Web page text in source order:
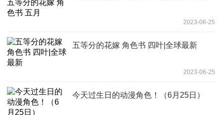
2023-06-25
五等分的花嫁 角色书 四叶|全球最新
2023-06-25
今天过生日的动漫角色！（6月25日）